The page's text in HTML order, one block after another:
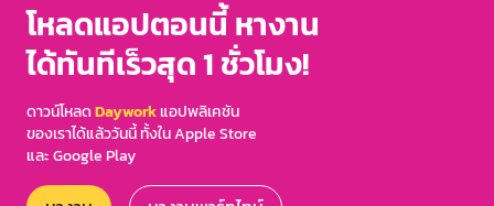
โหลดแอปตอนนี้ หางาน
ได้ทันทีเร็วสุด 1 ชั่วโมง!
ดาวน์โหลดDayworkแอปพลิเคชัน
ของเราได้แล้ววันนี้ ทั้งใน Apple Store
และ Google Play